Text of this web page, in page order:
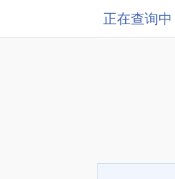
正在查询中